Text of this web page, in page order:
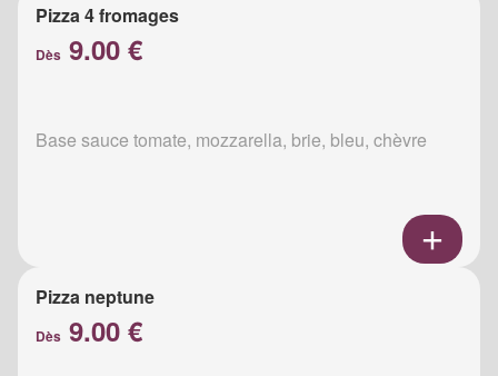
Pizza 4 fromages
Dès 9.00 €
Base sauce tomate, mozzarella, brie, bleu, chèvre
Pizza neptune
Dès 9.00 €